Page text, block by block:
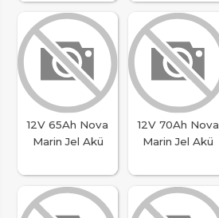
12V 65Ah Nova
Marin Jel Akü
12V 70Ah Nova
Marin Jel Akü